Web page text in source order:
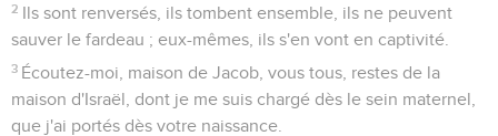
2 Ils sont renversés, ils tombent ensemble, ils ne peuvent
sauver le fardeau ; eux-mêmes, ils s'en vont en captivité.
3 Écoutez-moi, maison de Jacob, vous tous, restes de la
maison d'Israël, dont je me suis chargé dès le sein maternel,
que j'ai portés dès votre naissance.